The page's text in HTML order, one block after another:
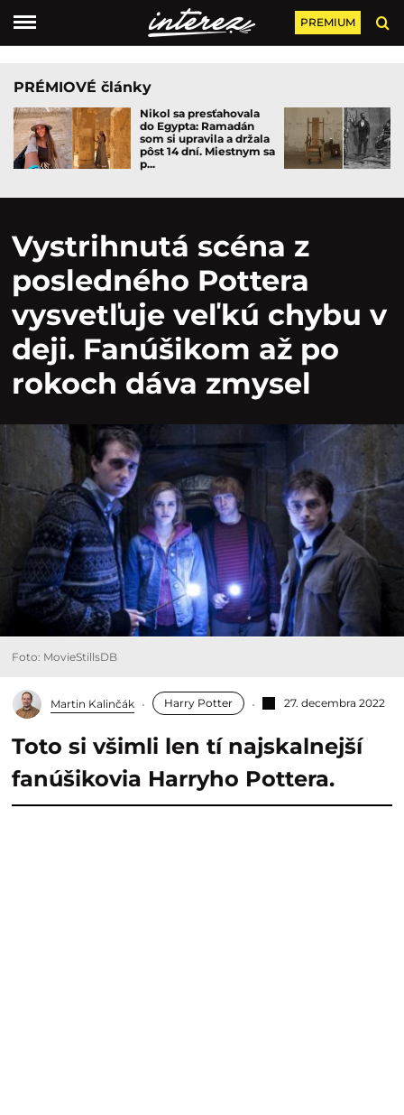
PREMIUM
PRÉMIOVÉ články
Nikol sa presťahovala
do Egypta: Ramadán
som si upravila a držala
pôst 14 dní. Miestnym sa
p...
Vystrihnutá scéna z
posledného Pottera
vysvetľuje veľkú chybu v
deji. Fanúšikom až po
rokoch dáva zmysel
Foto: MovieStillsDB
Martin Kalinčák Harry Potter 27. decembra 2022
Toto si všimli len tí najskalnejší
fanúšikovia Harryho Pottera.